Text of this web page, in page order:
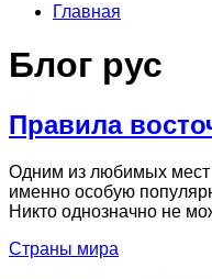
Главная
Блог рус
Правила
Одним из любимых мест
именно особую
Никто однозначно не
Страны мира